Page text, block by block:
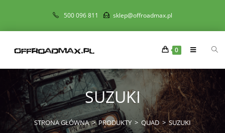
500 096 811 sklep@offroadmax.pl
0
SUZUKI
STRONA GŁÓWNA > PRODUKTY > QUAD > SUZUKI